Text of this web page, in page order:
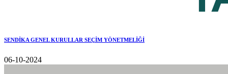
SENDİKA GENEL KURULLAR SEÇİM YÖNETMELİĞİ
06-10-2024